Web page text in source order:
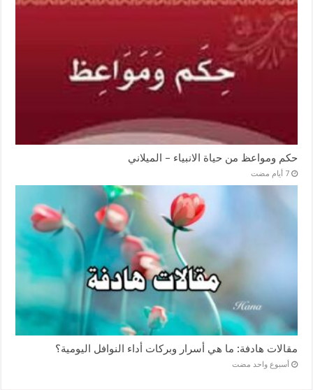
حكم ومواعظ من حياة الانبياء – الميلاني
‏7 أيام مضت
مقالات هادفة: ما هي أسرار وبركات أداء النوافل اليومية؟
‏أسبوع واحد مضت